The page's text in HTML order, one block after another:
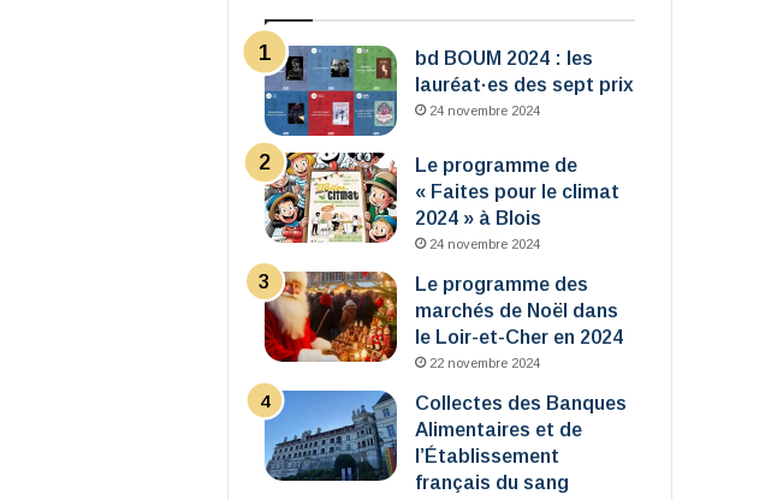
bd BOUM 2024 : les
lauréat·es des sept prix
24 novembre 2024
Le programme de
« Faites pour le climat
2024 » à Blois
24 novembre 2024
Le programme des
marchés de Noël dans
le Loir-et-Cher en 2024
22 novembre 2024
Collectes des Banques
Alimentaires et de
l’Établissement
français du sang